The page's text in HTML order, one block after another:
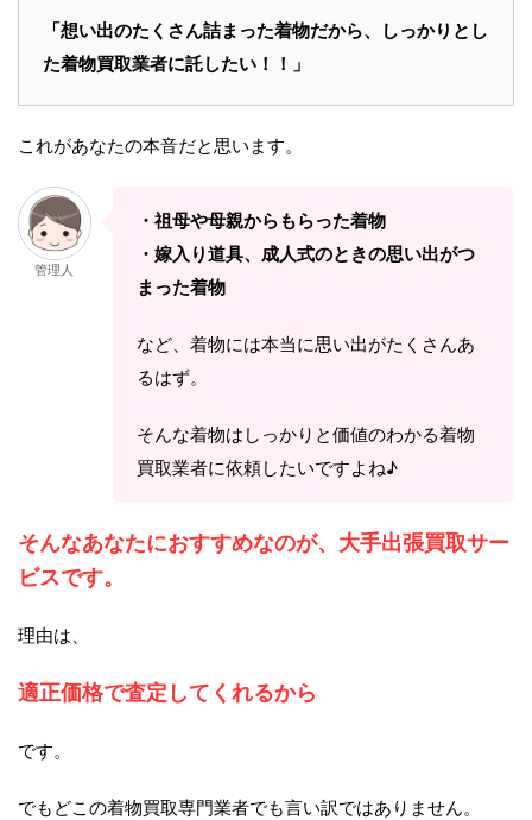
「想い出のたくさん詰まった着物だから、しっかりとし
た着物買取業者に託したい！！」
これがあなたの本音だと思います。
管理人
・祖母や母親からもらった着物
・嫁入り道具、成人式のときの思い出がつ
まった着物
など、着物には本当に思い出がたくさんあ
るはず。
そんな着物はしっかりと価値のわかる着物
買取業者に依頼したいですよね♪
そんなあなたにおすすめなのが、大手出張買取サー
ビスです。
理由は、
適正価格で査定してくれるから
です。
でもどこの着物買取専門業者でも言い訳ではありません。